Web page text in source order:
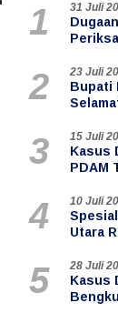
1 31 Juli
2 23 Juli
Bupati
3 15 Juli
Kasus
PDAM
4 10 Juli
Utara
5 28 Juli
Kasus